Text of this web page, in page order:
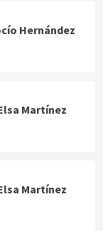
Hernández
Martínez
Martínez